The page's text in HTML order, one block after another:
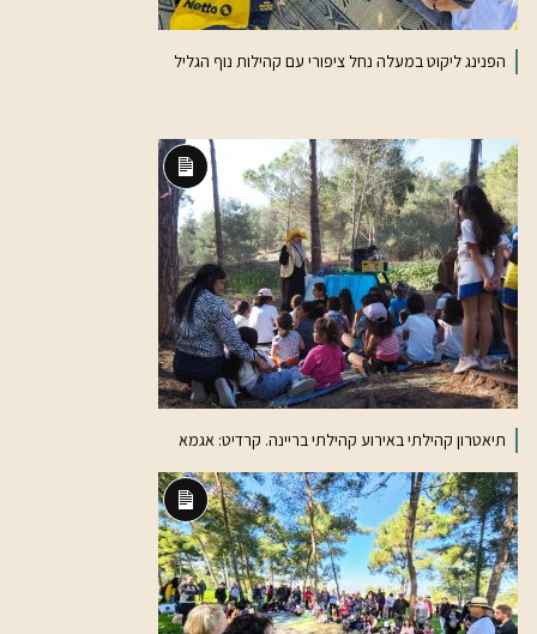
הפנינג ליקוט במעלה נחל ציפורי עם קהילות נוף הגליל
תיאור
ארוך
תיאטרון קהילתי באירוע קהילתי בריינה. קרדיט: אגמא
תיאור
ארוך